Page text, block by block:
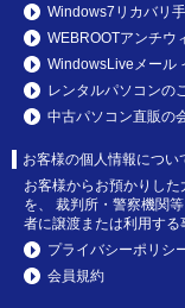
Windows7リカバリ
WEBROOTアンチ
WindowsLiveメール
レンタルパソコンの
中古パソコン直販の
お客様の個人情報につい
お客様からお預かりし
を、 裁判所・警察機関
者に譲渡または利用する
プライバシーポリシ
会員規約